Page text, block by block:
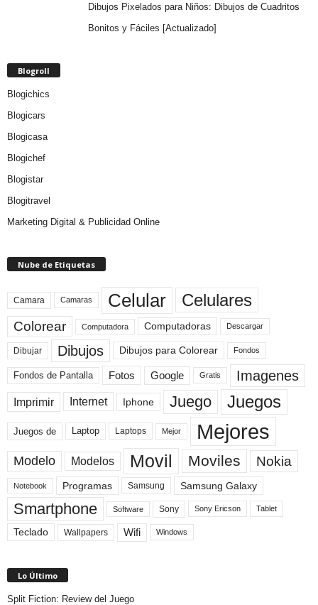
Dibujos Pixelados para Niños: Dibujos de Cuadritos
Bonitos y Fáciles [Actualizado]
Blogroll
Blogichics
Blogicars
Blogicasa
Blogichef
Blogistar
Blogitravel
Marketing Digital & Publicidad Online
Nube de Etiquetas
Camara Camaras Celular Celulares
Colorear Computadora Computadoras Descargar
Dibujar Dibujos Dibujos para Colorear Fondos
Fondos de Pantalla Fotos Google Gratis Imagenes
Imprimir Internet Iphone Juego Juegos
Juegos de Laptop Laptops Mejor Mejores
Modelo Modelos Movil Moviles Nokia
Notebook Programas Samsung Samsung Galaxy
Smartphone Software Sony Sony Ericson Tablet
Teclado Wallpapers Wifi Windows
Lo Último
Split Fiction: Review del Juego